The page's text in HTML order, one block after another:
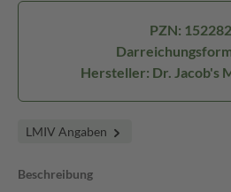
PZN:
Hersteller: Dr. Jacob's
LMIV Angaben
Beschreibung